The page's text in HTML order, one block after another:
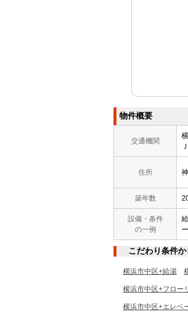
物件概要
交通機関
住所
築年数
設備・条件
の一例
こだわり条件
横浜市中区+給湯
横浜市中区+フロー
横浜市中区+エレベ